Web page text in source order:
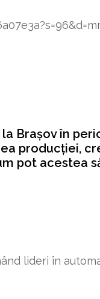
la Brașov în
producției,
pot acestea
lideri în